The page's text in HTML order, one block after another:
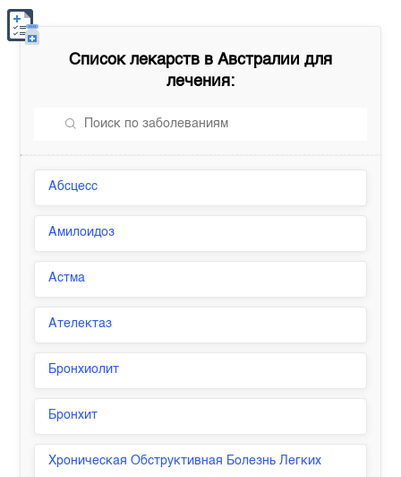
Список лекарств в Австралии для
лечения:
Абсцесс
Амилоидоз
Астма
Ателектаз
Бронхиолит
Бронхит
Хроническая Обструктивная Болезнь Легких